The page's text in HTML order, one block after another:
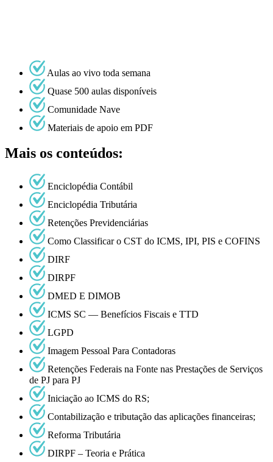
Aulas ao vivo toda semana
Quase 500 aulas disponíveis
Comunidade Nave
Materiais de apoio em PDF
Mais os conteúdos:
Enciclopédia Contábil
Enciclopédia Tributária
Retenções Previdenciárias
Como Classificar o CST do ICMS, IPI, PIS e COFINS
DIRF
DIRPF
DMED E DIMOB
ICMS SC — Benefícios Fiscais e TTD
LGPD
Imagem Pessoal Para Contadoras
Retenções Federais na Fonte nas Prestações de Serviços
de PJ para PJ
Iniciação ao ICMS do RS;
Contabilização e tributação das aplicações financeiras;
Reforma Tributária
DIRPF – Teoria e Prática